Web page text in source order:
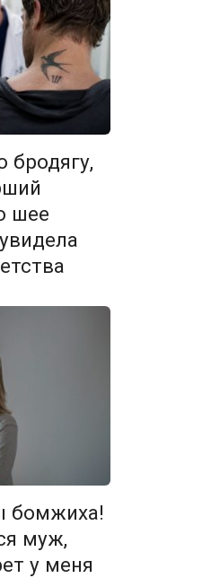
бродягу,
шее
бомжиха!
муж,
у меня